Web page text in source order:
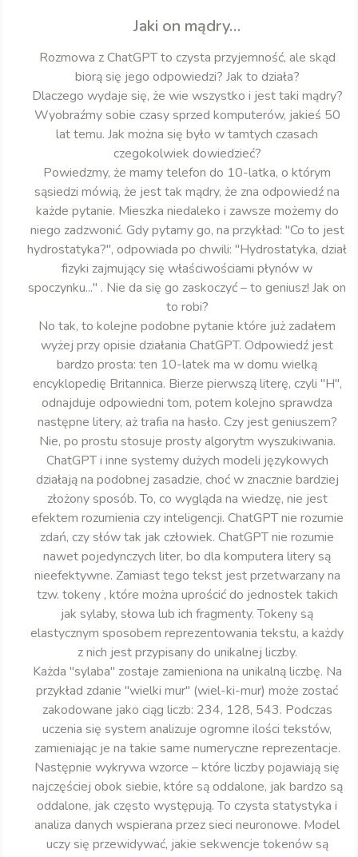
Jaki on mądry…
Rozmowa z ChatGPT to czysta przyjemność, ale skąd
biorą się jego odpowiedzi? Jak to działa?
Dlaczego wydaje się, że wie wszystko i jest taki mądry?
Wyobraźmy sobie czasy sprzed komputerów, jakieś 50
lat temu. Jak można się było w tamtych czasach
czegokolwiek dowiedzieć?
Powiedzmy, że mamy telefon do 10-latka, o którym
sąsiedzi mówią, że jest tak mądry, że zna odpowiedź na
każde pytanie. Mieszka niedaleko i zawsze możemy do
niego zadzwonić. Gdy pytamy go, na przykład: "Co to jest
hydrostatyka?", odpowiada po chwili: "Hydrostatyka, dział
fizyki zajmujący się właściwościami płynów w
spoczynku..." . Nie da się go zaskoczyć – to geniusz! Jak on
to robi?
No tak, to kolejne podobne pytanie które już zadałem
wyżej przy opisie działania ChatGPT. Odpowiedź jest
bardzo prosta: ten 10-latek ma w domu wielką
encyklopedię Britannica. Bierze pierwszą literę, czyli "H",
odnajduje odpowiedni tom, potem kolejno sprawdza
następne litery, aż trafia na hasło. Czy jest geniuszem?
Nie, po prostu stosuje prosty algorytm wyszukiwania.
ChatGPT i inne systemy dużych modeli językowych
działają na podobnej zasadzie, choć w znacznie bardziej
złożony sposób. To, co wygląda na wiedzę, nie jest
efektem rozumienia czy inteligencji. ChatGPT nie rozumie
zdań, czy słów tak jak człowiek. ChatGPT nie rozumie
nawet pojedynczych liter, bo dla komputera litery są
nieefektywne. Zamiast tego tekst jest przetwarzany na
tzw. tokeny , które można uprościć do jednostek takich
jak sylaby, słowa lub ich fragmenty. Tokeny są
elastycznym sposobem reprezentowania tekstu, a każdy
z nich jest przypisany do unikalnej liczby.
Każda "sylaba" zostaje zamieniona na unikalną liczbę. Na
przykład zdanie "wielki mur" (wiel-ki-mur) może zostać
zakodowane jako ciąg liczb: 234, 128, 543. Podczas
uczenia się system analizuje ogromne ilości tekstów,
zamieniając je na takie same numeryczne reprezentacje.
Następnie wykrywa wzorce – które liczby pojawiają się
najczęściej obok siebie, które są oddalone, jak bardzo są
oddalone, jak często występują. To czysta statystyka i
analiza danych wspierana przez sieci neuronowe. Model
uczy się przewidywać, jakie sekwencje tokenów są